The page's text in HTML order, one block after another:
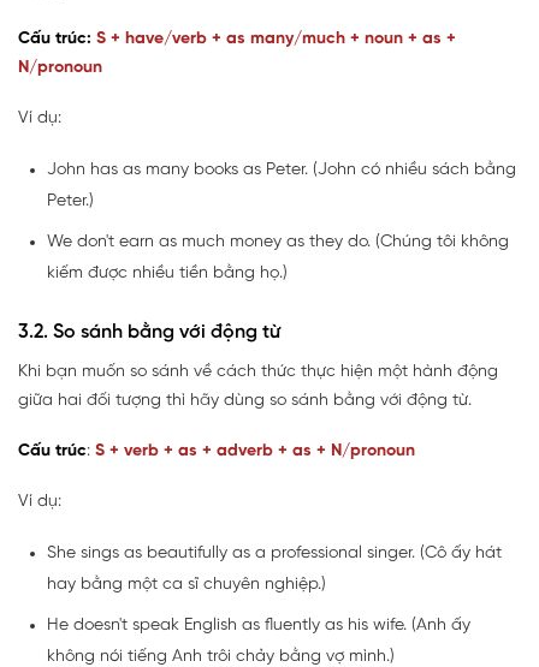
Cấu trúc: S + have/verb + as many/much + noun + as +
N/pronoun
Ví dụ:
John has as many books as Peter. (John có nhiều sách bằng
Peter.)
We don't earn as much money as they do. (Chúng tôi không
kiếm được nhiều tiền bằng họ.)
3.2. So sánh bằng với động từ
Khi bạn muốn so sánh về cách thức thực hiện một hành động
giữa hai đối tượng thì hãy dùng so sánh bằng với động từ.
Cấu trúc: S + verb + as + adverb + as + N/pronoun
Ví dụ:
She sings as beautifully as a professional singer. (Cô ấy hát
hay bằng một ca sĩ chuyên nghiệp.)
He doesn't speak English as fluently as his wife. (Anh ấy
không nói tiếng Anh trôi chảy bằng vợ mình.)